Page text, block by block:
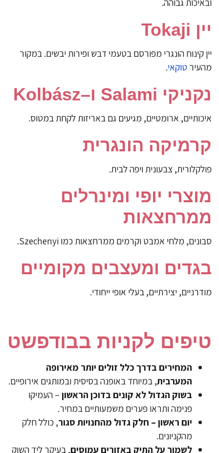
ובאיכות גבוהה.
יין Tokaji
יין קינוח הונגרי מפורסם בטעמי דבש ופירות יבשים. במקור
מהעירטוקאי.
נקניקי Salami ו–Kolbász
איכותיים, ארומטיים, מגיעים גם באריזות לקחת במטוס.
קרמיקה הונגרית
פולקלורית, צבעונית ויפה לבית.
מוצרי יופי ומינרלים
ממרחצאות
סבונים, מלחי אמבט וקרמים ממרחצאות כמו Szechenyi.
בגדים ומעצבים מקומיים
מודרניים, יצירתיים, בעלי אופי ייחודי.
טיפים לקניות בבודפשט
המחירים בדרך כלל זולים יותר מאירופה
המערבית, במיוחד באופנה בסיסית ובמותגים אירופיים.
בשוק הגדול לא קונים בדוכן הראשון– העמיקו
פנימה ותראו פערים משמעותיים במחיר.
יום ראשון – חלק גדול מהחנויות סגור, כולל חלק
מהקניונים.
לשמור על התיק באזורים עמוסים, בעיקר ליד השוק